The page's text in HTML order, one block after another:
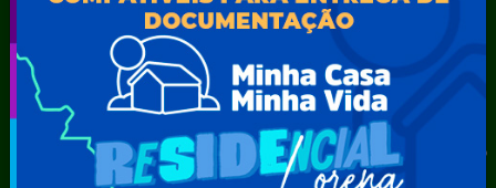
Comando da Guarda Municipal-CGM
Diretoria da Defesa Civil
FUNDAÇÃO CULTURAL DE SERRA TALHADA
Gabinete da Prefeita
Instituto de Previdência Própria dos Servidores Públicos do
Município de Serra Talhada-IPPS